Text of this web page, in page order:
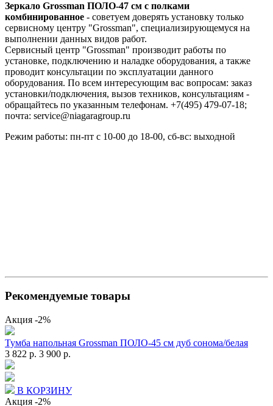
Зеркало Grossman ПОЛО-47 см с полками
комбинированное - советуем доверять установку только
сервисному центру "Grossman", специализирующемуся на
выполнении данных видов работ.
Сервисный центр "Grossman" производит работы по
установке, подключению и наладке оборудования, а также
проводит консультации по эксплуатации данного
оборудования. По всем интересующим вас вопросам: заказ
установки/подключения, вызов техников, консультациям -
обращайтесь по указанным телефонам. +7(495) 479-07-18;
почта: service@niagaragroup.ru
Режим работы: пн-пт с 10-00 до 18-00, сб-вс: выходной
Рекомендуемые товары
Акция -2%
Тумба напольная Grossman ПОЛО-45 см дуб сонома/белая
3 822 р. 3 900 р.
В КОРЗИНУ
Акция -2%